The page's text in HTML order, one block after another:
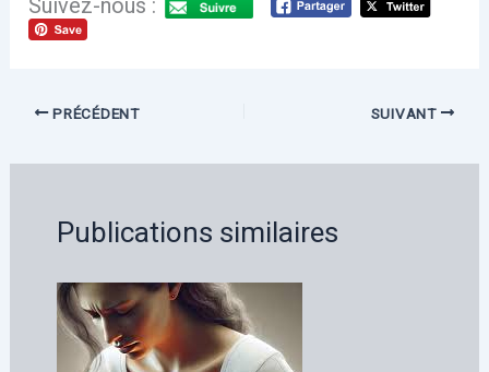
Suivez-nous :
PRÉCÉDENT SUIVANT
Publications similaires